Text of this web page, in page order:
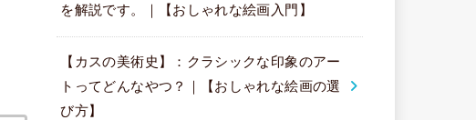
を解説です。｜【おしゃれな絵画入門】
【カスの美術史】：クラシックな印象のアー
トってどんなやつ？｜【おしゃれな絵画の選
び方】